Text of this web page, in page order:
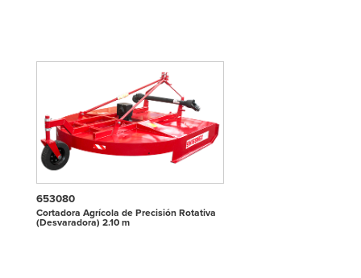
653080
Cortadora Agrícola de Precisión Rotativa
(Desvaradora) 2.10 m